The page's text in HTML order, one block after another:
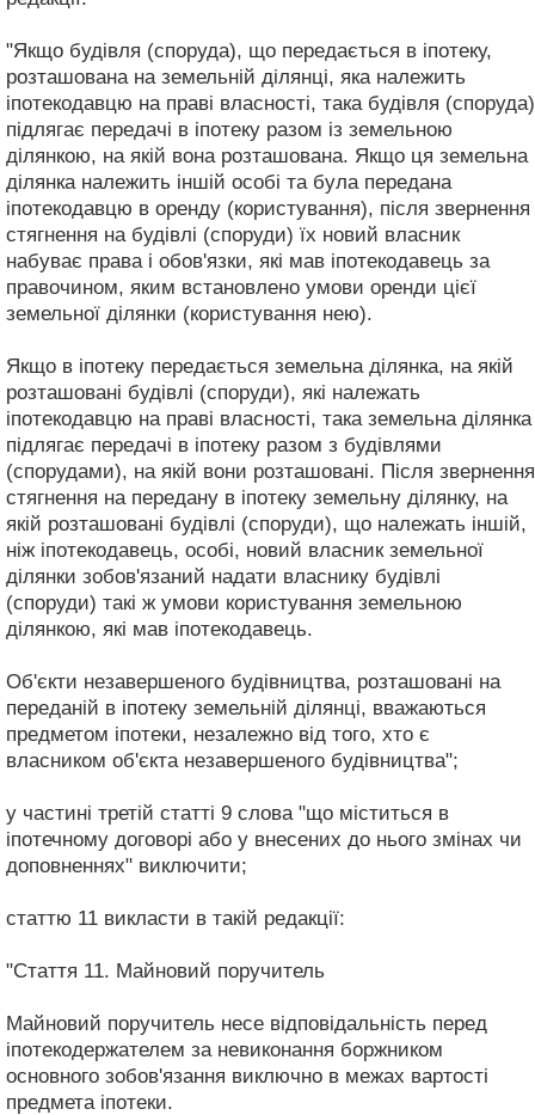
"Якщо будівля (споруда), що передається в іпотеку,
розташована на земельній ділянці, яка належить
іпотекодавцю на праві власності, така будівля (споруда)
підлягає передачі в іпотеку разом із земельною
ділянкою, на якій вона розташована. Якщо ця земельна
ділянка належить іншій особі та була передана
іпотекодавцю в оренду (користування), після звернення
стягнення на будівлі (споруди) їх новий власник
набуває права і обов'язки, які мав іпотекодавець за
правочином, яким встановлено умови оренди цієї
земельної ділянки (користування нею).
Якщо в іпотеку передається земельна ділянка, на якій
розташовані будівлі (споруди), які належать
іпотекодавцю на праві власності, така земельна ділянка
підлягає передачі в іпотеку разом з будівлями
(спорудами), на якій вони розташовані. Після звернення
стягнення на передану в іпотеку земельну ділянку, на
якій розташовані будівлі (споруди), що належать іншій,
ніж іпотекодавець, особі, новий власник земельної
ділянки зобов'язаний надати власнику будівлі
(споруди) такі ж умови користування земельною
ділянкою, які мав іпотекодавець.
Об'єкти незавершеного будівництва, розташовані на
переданій в іпотеку земельній ділянці, вважаються
предметом іпотеки, незалежно від того, хто є
власником об'єкта незавершеного будівництва";
у частині третій статті 9 слова "що міститься в
іпотечному договорі або у внесених до нього змінах чи
доповненнях" виключити;
статтю 11 викласти в такій редакції:
"Стаття 11. Майновий поручитель
Майновий поручитель несе відповідальність перед
іпотекодержателем за невиконання боржником
основного зобов'язання виключно в межах вартості
предмета іпотеки.